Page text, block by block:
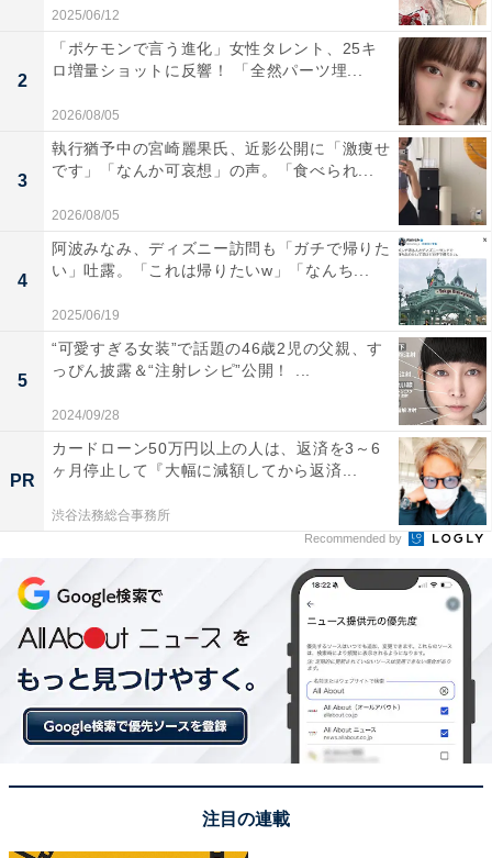
2025/06/12
2
「ポケモンで言う進化」女性タレント、25キ
ロ増量ショットに反響！ 「全然パーツ埋...
2026/08/05
3
執行猶予中の宮崎麗果氏、近影公開に「激痩せ
です」「なんか可哀想」の声。「食べられ...
2026/08/05
4
阿波みなみ、ディズニー訪問も「ガチで帰りた
い」吐露。「これは帰りたいw」「なんち...
2025/06/19
5
“可愛すぎる女装”で話題の46歳2児の父親、す
っぴん披露＆“注射レシピ”公開！ ...
2024/09/28
PR
カードローン50万円以上の人は、返済を3～6
ヶ月停止して『大幅に減額してから返済...
渋谷法務総合事務所
Recommended by
注目の連載